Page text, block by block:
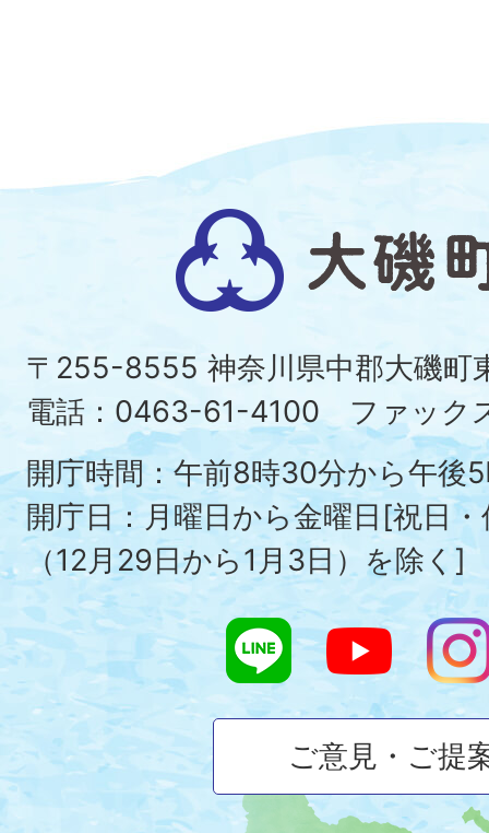
大
磯
町
〒255-8555 神奈川県中郡大磯
電話：0463-61-4100 ファック
開庁時間：午前8時30分から午後
開庁日：月曜日から金曜日[祝日
（12月29日から1月3日）を除く]
ご意見・ご提